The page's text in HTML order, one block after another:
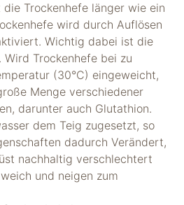
Trockenhefe länger wie ein
wird durch Auflösen
Wichtig dabei ist die
Wird Trockenhefe bei zu
(30°C) eingeweicht,
Menge verschiedener
darunter auch Glutathion.
dem Teig zugesetzt, so
dadurch Verändert,
nachhaltig verschlechtert
und neigen zum